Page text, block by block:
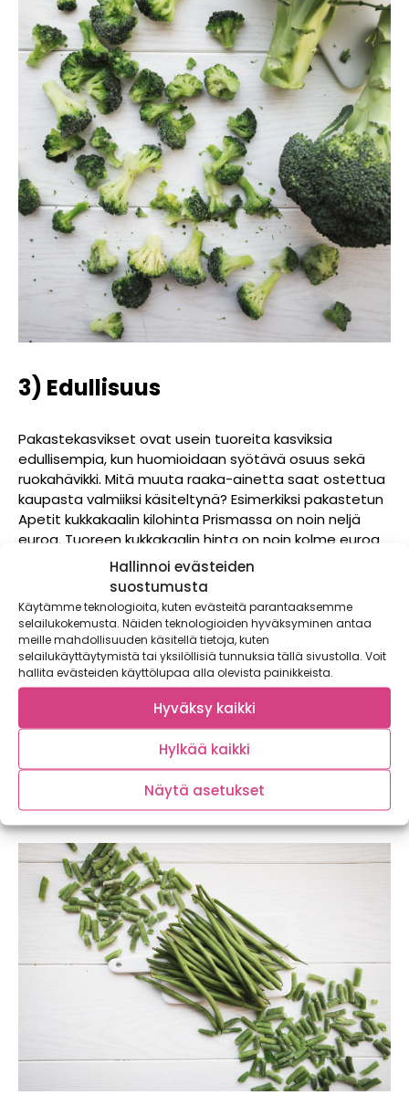
Hallinnoi evästeiden
suostumusta
Käytämme teknologioita, kuten evästeitä parantaaksemme
selailukokemusta. Näiden teknologioiden hyväksyminen antaa
meille mahdollisuuden käsitellä tietoja, kuten
selailukäyttäytymistä tai yksilöllisiä tunnuksia tällä sivustolla. Voit
hallita evästeiden käyttölupaa alla olevista painikkeista.
Hyväksy kaikki
Hylkää kaikki
Näytä asetukset
3) Edullisuus
Pakastekasvikset ovat usein tuoreita kasviksia
edullisempia, kun huomioidaan syötävä osuus sekä
ruokahävikki. Mitä muuta raaka-ainetta saat ostettua
kaupasta valmiiksi käsiteltynä? Esimerkiksi pakastetun
Apetit kukkakaalin kilohinta Prismassa on noin neljä
euroa. Tuoreen kukkakaalin hinta on noin kolme euroa
kilolta. Kukkakaalin tai parsakaalin massasta menee
helposti biojätteeseen jopa 30 prosenttia, joten
todellinen kilohinta on korkeampi. Tuore kukkakaali
painaa yleensä 350 grammasta aina yhteen kiloon,
joten sen käyttäminen kerralla on harvoin mahdollista.
Tähän aikaan vuodesta ostettu kukkakaali voi
muutenkin olla nahistunutta tai valmiiksi
heikkolaatuista, joten tämä riski lisää myös hävikkiä.
Pakastevihannespussista oikean annoskoon
ottaminen on kätevää ja loppuosan voi aina laittaa
uudestaan pakastimeen. Ostamalla
pakastevihanneksia, maksat ainoastaan siitä osasta
kasvista jonka syöt.